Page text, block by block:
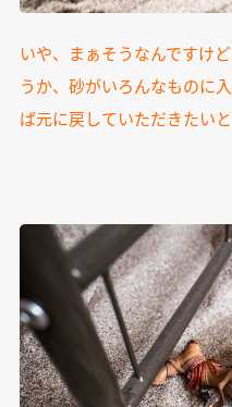
いや、まぁそうなんですけ
うか、砂がいろんなものに
ば元に戻していただきたい